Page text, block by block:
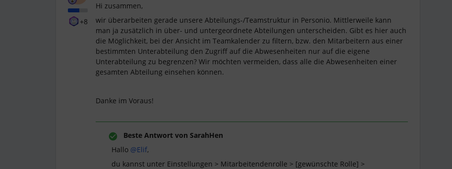
+8
Hi zusammen,
wir überarbeiten gerade unsere Abteilungs-/Teamstruktur in Personio. Mittlerweile kann
man ja zusätzlich in über- und untergeordnete Abteilungen unterscheiden. Gibt es hier auch
die Möglichkeit, bei der Ansicht im Teamkalender zu filtern, bzw. den Mitarbeitern aus einer
bestimmten Unterabteilung den Zugriff auf die Abwesenheiten nur auf die eigene
Unterabteilung zu begrenzen? Wir möchten vermeiden, dass alle die Abwesenheiten einer
gesamten Abteilung einsehen können.
Danke im Voraus!
Beste Antwort von SarahHen
Hallo ​ @Elif,
du kannst unter Einstellungen > Mitarbeitendenrolle > [gewünschte Rolle] >